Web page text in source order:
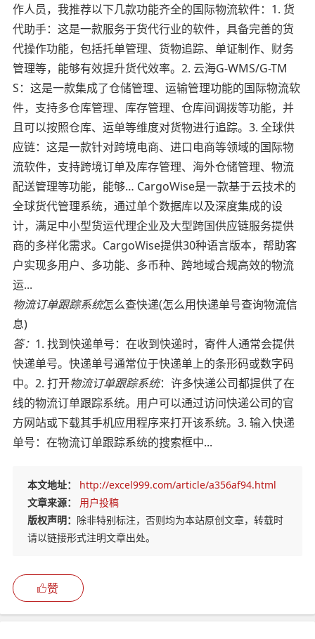
作人员，我推荐以下几款功能齐全的国际物流软件：1. 货
代助手：这是一款服务于货代行业的软件，具备完善的货
代操作功能，包括托单管理、货物追踪、单证制作、财务
管理等，能够有效提升货代效率。2. 云海G-WMS/G-TM
S：这是一款集成了仓储管理、运输管理功能的国际物流软
件，支持多仓库管理、库存管理、仓库间调拨等功能，并
且可以按照仓库、运单等维度对货物进行追踪。3. 全球供
应链：这是一款针对跨境电商、进口电商等领域的国际物
流软件，支持跨境订单及库存管理、海外仓储管理、物流
配送管理等功能，能够… CargoWise是一款基于云技术的
全球货代管理系统，通过单个数据库以及深度集成的设
计，满足中小型货运代理企业及大型跨国供应链服务提供
商的多样化需求。CargoWise提供30种语言版本，帮助客
户实现多用户、多功能、多币种、跨地域合规高效的物流
运...
物流订单跟踪系统怎么查快递(怎么用快递单号查询物流信
息)
答： 1. 找到快递单号：在收到快递时，寄件人通常会提供
快递单号。快递单号通常位于快递单上的条形码或数字码
中。2. 打开物流订单跟踪系统：许多快递公司都提供了在
线的物流订单跟踪系统。用户可以通过访问快递公司的官
方网站或下载其手机应用程序来打开该系统。3. 输入快递
单号：在物流订单跟踪系统的搜索框中...
本文地址：
http://excel999.com/article/a356af94.html
文章来源：
用户投稿
版权声明： 除非特别标注，否则均为本站原创文章，转载时
请以链接形式注明文章出处。
赞